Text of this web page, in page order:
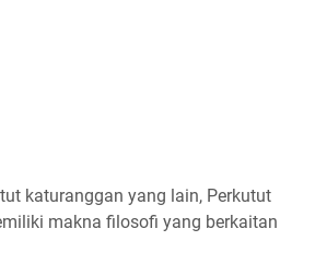
katuranggan yang lain, Perkutut
makna filosofi yang berkaitan